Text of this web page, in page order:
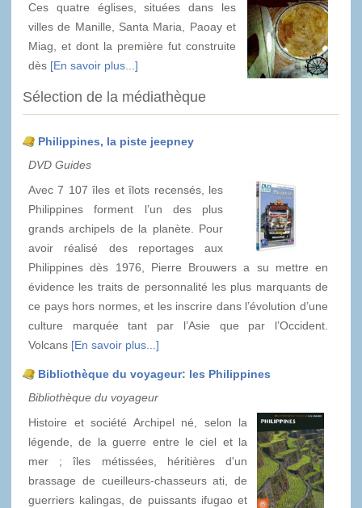
Ces quatre églises, situées dans les
villes de Manille, Santa Maria, Paoay et
Miag, et dont la première fut construite
dès [En savoir plus...]
Sélection de la médiathèque
Philippines, la piste jeepney
DVD Guides
Avec 7 107 îles et îlots recensés, les
Philippines forment l’un des plus
grands archipels de la planète. Pour
avoir réalisé des reportages aux
Philippines dès 1976, Pierre Brouwers a su mettre en
évidence les traits de personnalité les plus marquants de
ce pays hors normes, et les inscrire dans l’évolution d’une
culture marquée tant par l’Asie que par l’Occident.
Volcans [En savoir plus...]
Bibliothèque du voyageur: les Philippines
Bibliothèque du voyageur
Histoire et société Archipel né, selon la
légende, de la guerre entre le ciel et la
mer ; îles métissées, héritières d'un
brassage de cueilleurs-chasseurs ati, de
guerriers kalingas, de puissants ifugao et